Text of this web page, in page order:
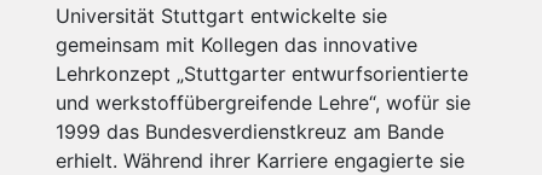
Universität Stuttgart entwickelte sie
gemeinsam mit Kollegen das innovative
Lehrkonzept „Stuttgarter entwurfsorientierte
und werkstoffübergreifende Lehre“, wofür sie
1999 das Bundesverdienstkreuz am Bande
erhielt. Während ihrer Karriere engagierte sie